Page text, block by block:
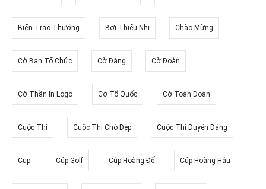
Biển Trao Thưởng Bơi Thiếu Nhi Chào Mừng
Cờ Ban Tổ Chức Cờ Đảng Cờ Đoàn
Cờ Thần In Logo Cờ Tổ Quốc Cờ Toàn Đoàn
Cuộc Thi Cuộc Thi Chó Đẹp Cuộc Thi Duyên Dáng
Cup Cúp Golf Cúp Hoàng Đế Cúp Hoàng Hậu